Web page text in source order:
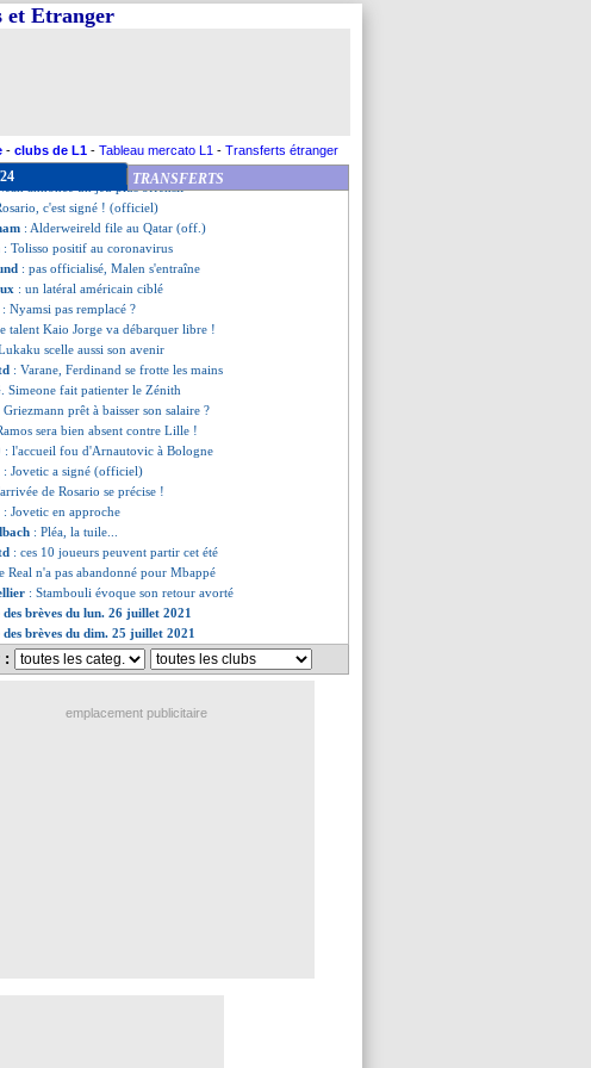
et Etranger
- clubs de L1 - Tableau mercato L1 - Transferts étranger
TRANSFERTS
: les critiques, Kepa se lâche !
a bien refusé le Real
5 nouveaux cas de Covid-19
veut retenir Wass
annonce un jeu plus offensif
c'est signé ! (officiel)
: Alderweireld file au Qatar (off.)
: Tolisso positif au coronavirus
: pas officialisé, Malen s'entraîne
: un latéral américain ciblé
: Nyamsi pas remplacé ?
talent Kaio Jorge va débarquer libre !
scelle aussi son avenir
: Varane, Ferdinand se frotte les mains
Simeone fait patienter le Zénith
Griezmann prêt à baisser son salaire ?
sera bien absent contre Lille !
: l'accueil fou d'Arnautovic à Bologne
: Jovetic a signé (officiel)
de Rosario se précise !
: Jovetic en approche
: Pléa, la tuile...
: ces 10 joueurs peuvent partir cet été
Real n'a pas abandonné pour Mbappé
: Stambouli évoque son retour avorté
des brèves du lun. 26 juillet 2021
des brèves du dim. 25 juillet 2021
:
emplacement publicitaire